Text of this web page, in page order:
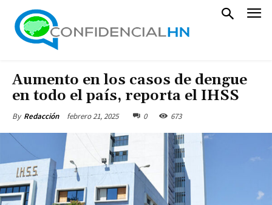
Aumento en los casos de dengue
en todo el país, reporta el IHSS
By Redacción febrero 21, 2025 0 673